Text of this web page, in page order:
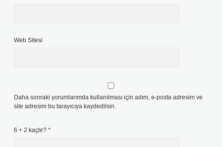
Web Sitesi
Daha sonraki yorumlarımda kullanılması için adım, e-posta adresim ve
site adresim bu tarayıcıya kaydedilsin.
6 + 2 kaçtır? *